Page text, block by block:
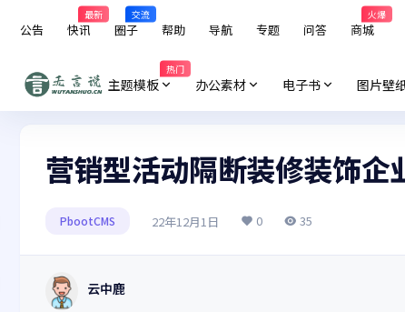
公告 快讯
最新
圈子
交流
帮助 导航 专题 问答 商城
火爆
主题模板
热门
办公素材 电子书 图片壁
营销型活动隔断装修装饰
PbootCMS 22年12月1日 0 35
云中鹿